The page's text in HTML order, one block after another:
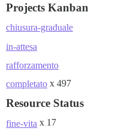
Projects Kanban
chiusura-graduale
in-attesa
rafforzamento
completato x 497
Resource Status
fine-vita x 17